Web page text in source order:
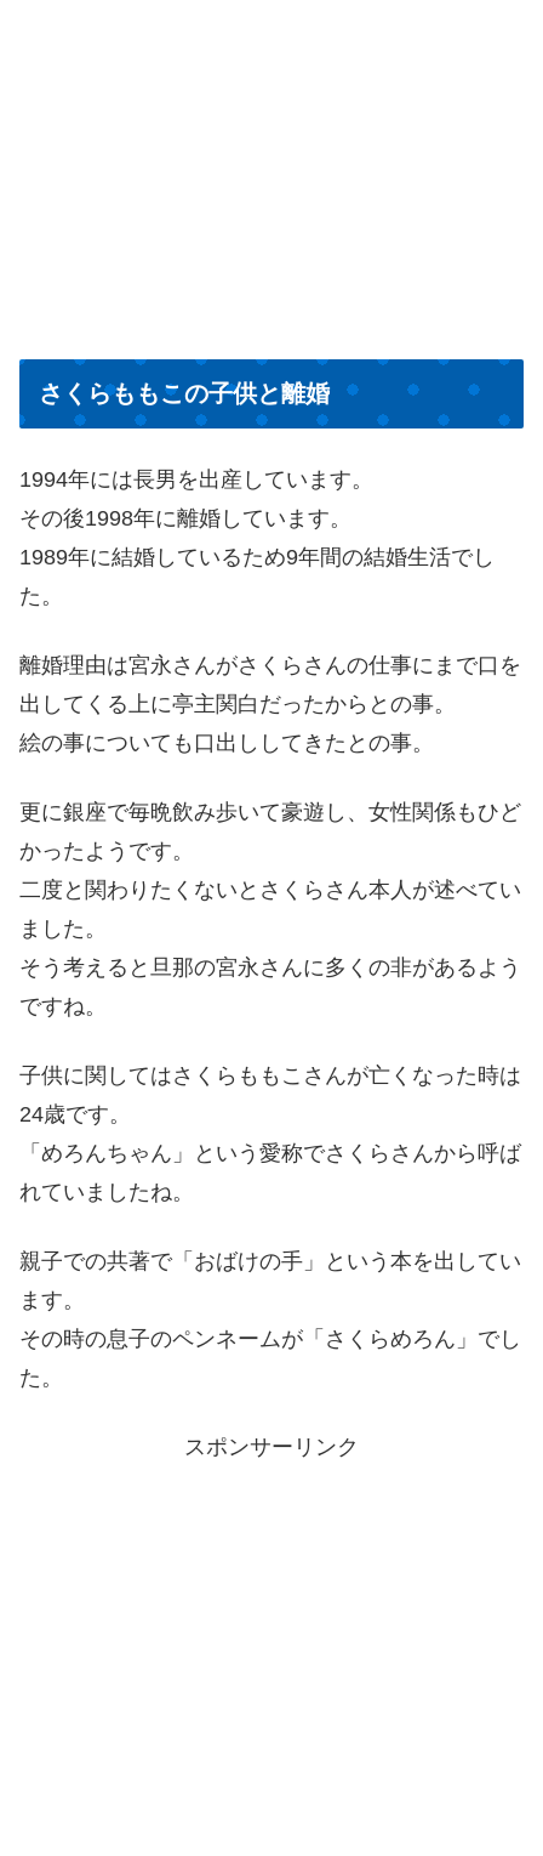
さくらももこの子供と離婚
1994年には長男を出産しています。
その後1998年に離婚しています。
1989年に結婚しているため9年間の結婚生活でし
た。
離婚理由は宮永さんがさくらさんの仕事にまで口を
出してくる上に亭主関白だったからとの事。
絵の事についても口出ししてきたとの事。
更に銀座で毎晩飲み歩いて豪遊し、女性関係もひど
かったようです。
二度と関わりたくないとさくらさん本人が述べてい
ました。
そう考えると旦那の宮永さんに多くの非があるよう
ですね。
子供に関してはさくらももこさんが亡くなった時は
24歳です。
「めろんちゃん」という愛称でさくらさんから呼ば
れていましたね。
親子での共著で「おばけの手」という本を出してい
ます。
その時の息子のペンネームが「さくらめろん」でし
た。
スポンサーリンク